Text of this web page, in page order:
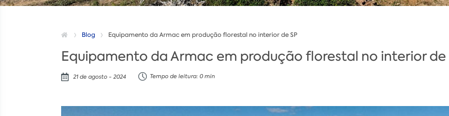
Blog Equipamento da Armac em produção florestal no interior de SP
Equipamento da Armac em produção florestal no interior de
21 de agosto - 2024 Tempo de leitura: 0 min